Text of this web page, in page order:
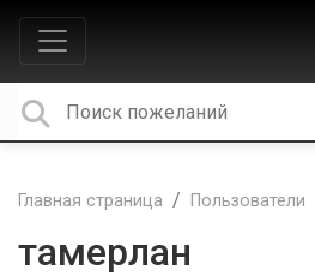
Главная страница Пользователи
тамерлан